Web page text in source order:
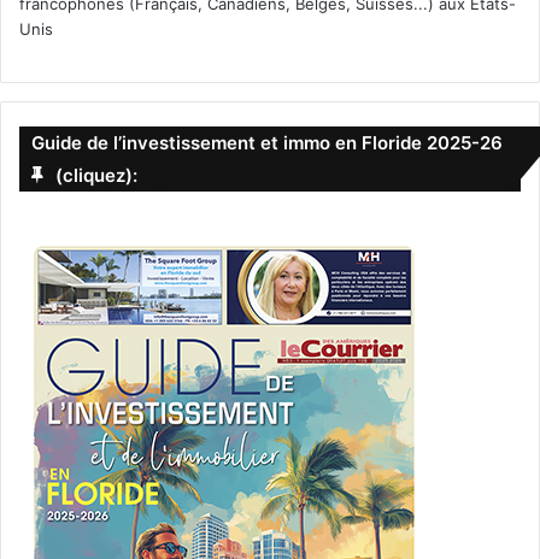
Unis
Guide de l’investissement et immo en Floride 2025-26
(cliquez):